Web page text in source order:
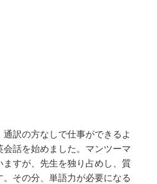
訳の方なしで仕事ができるよ
会話を始めました。マンツーマ
ますが、先生を独り占めし、質
その分、単語力が必要になる